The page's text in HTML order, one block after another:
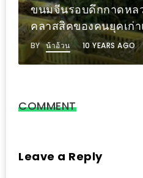
ขา
กิน
โดย
เฉพาะ
ไม่
ไม่
วิวัฒน์ชัย บะหมี่เ
นอนดึกสันทราย
BY น้าอ้วน 10 YEARS
COMMENT
Leave a Reply